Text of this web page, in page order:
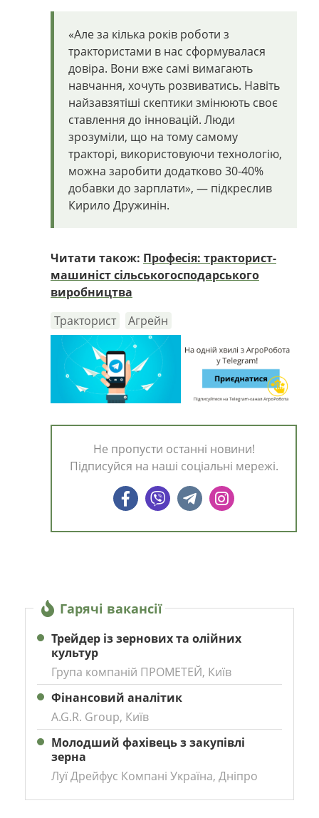
«Але за кілька років роботи з
трактористами в нас сформувалася
довіра. Вони вже самі вимагають
навчання, хочуть розвиватись. Навіть
найзавзятіші скептики змінюють своє
ставлення до інновацій. Люди
зрозуміли, що на тому самому
тракторі, використовуючи технологію,
можна заробити додатково 30-40%
добавки до зарплати», — підкреслив
Кирило Дружинін.
Читати також: Професія: тракторист-
машиніст сільськогосподарського
виробництва
Тракторист
Агрейн
Не пропусти останні новини!
Підписуйся на наші соціальні мережі.
Гарячі вакансії
Трейдер із зернових та олійних
культур
Група компаній ПРОМЕТЕЙ, Київ
Фінансовий аналітик
A.G.R. Group, Київ
Молодший фахівець з закупівлі
зерна
Луї Дрейфус Компані Україна, Дніпро